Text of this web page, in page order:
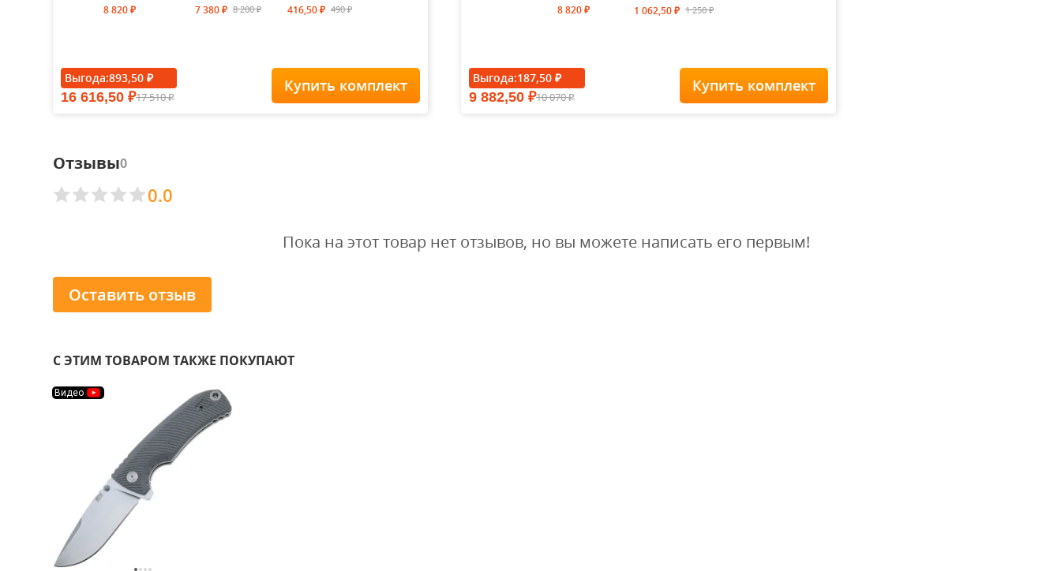
8 820 ₽ 7 380₽ 8 200₽ 416,50 ₽ 490₽
Выгода:893,50 ₽
16 616,50 ₽17 510₽
Купить комплект
8 820 ₽ 1 062,50 ₽ 1 250₽
Футболка Forest-Home Staff
Выгода:187,50 ₽
9 882,50 ₽10 070₽
Купить комплект
Отзывы0
0.0
Пока на этот товар нет отзывов, но вы можете написать его первым!
Оставить отзыв
С ЭТИМ ТОВАРОМ ТАКЖЕ ПОКУПАЮТ
Видео